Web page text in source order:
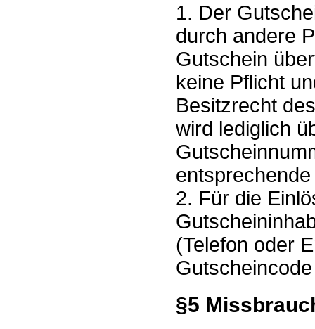
1. Der
durch andere
Gutschein
keine Pflicht
Besitzrecht
wird lediglich
2. Für die
(Telefon oder
§5